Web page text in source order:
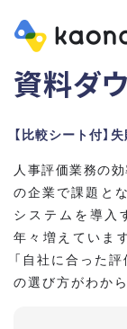
資料ダ
【比較シート付】
人事評価業務の効
の企業で課題と
システムを導入
年々増えていま
「自社に合った
の選び方がわか